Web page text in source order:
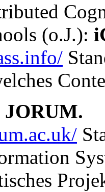
(o.J.):
JORUM.